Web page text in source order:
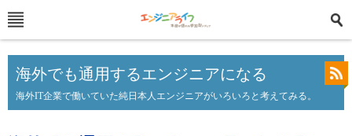
海外でも通用するエンジニアになる
海外IT企業で働いていた純日本人エンジニアがいろいろと考えてみる。